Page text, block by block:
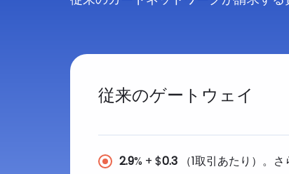
従来のゲートウェイ
2.9% + $0.3
（1取引あたり）。